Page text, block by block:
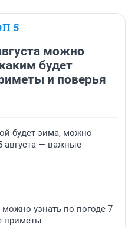
5
можно
будет
и поверья
будет зима, можно
августа — важные
узнать по погоде 7
приметы